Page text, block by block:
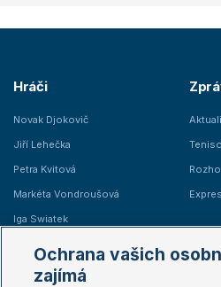
Hráči
Novak Djokovič
Jiří Lehečka
Petra Kvitová
Markéta Vondroušová
Iga Swiatek
Žebříčky
Ochrana vašich
zajímá